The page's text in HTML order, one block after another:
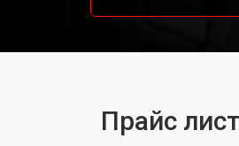
Прайс